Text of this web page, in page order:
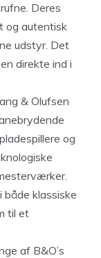
Deres
og autentisk
udstyr. Det
direkte ind i
& Olufsen
og
både klassiske
til et
af B&O’s